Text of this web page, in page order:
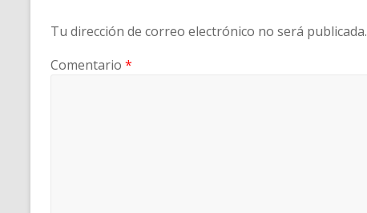
Tu dirección de correo electrónico no será publicada.
Comentario *